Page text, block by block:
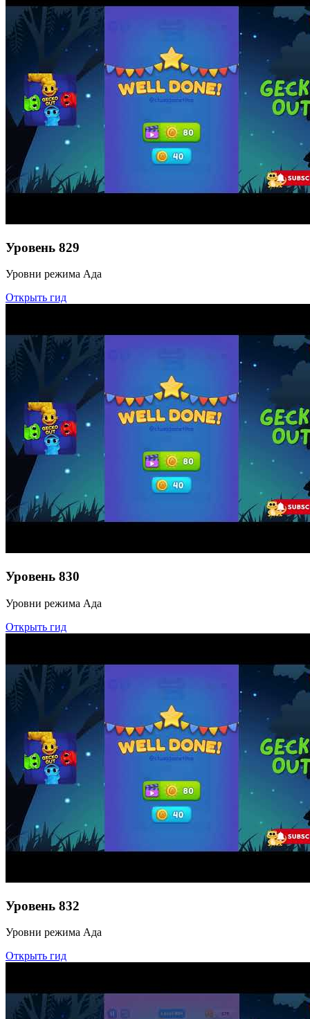
Уровень 829
Уровни режима Ада
Открыть гид
Уровень 830
Уровни режима Ада
Открыть гид
Уровень 832
Уровни режима Ада
Открыть гид